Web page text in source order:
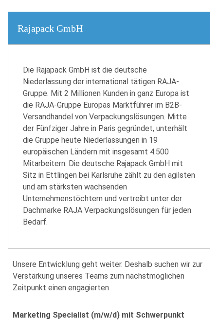
Rajapack GmbH
Die Rajapack GmbH ist die deutsche
Niederlassung der international tätigen RAJA-
Gruppe. Mit 2 Millionen Kunden in ganz Europa ist
die RAJA-Gruppe Europas Marktführer im B2B-
Versandhandel von Verpackungslösungen. Mitte
der Fünfziger Jahre in Paris gegründet, unterhält
die Gruppe heute Niederlassungen in 19
europäischen Ländern mit insgesamt 4.500
Mitarbeitern. Die deutsche Rajapack GmbH mit
Sitz in Ettlingen bei Karlsruhe zählt zu den agilsten
und am stärksten wachsenden
Unternehmenstöchtern und vertreibt unter der
Dachmarke RAJA Verpackungslösungen für jeden
Bedarf.
Unsere Entwicklung geht weiter. Deshalb suchen wir zur
Verstärkung unseres Teams zum nächstmöglichen
Zeitpunkt einen engagierten
Marketing Specialist (m/w/d) mit Schwerpunkt